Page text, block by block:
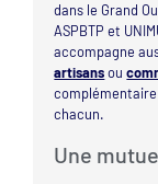
dans le Grand
ASPBTP et
accompagne
artisansou
chacun.
Une